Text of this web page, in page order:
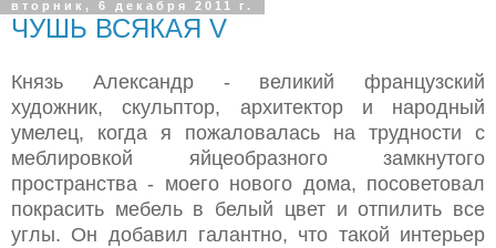
вторник, 6 декабря 2011 г.
ЧУШЬ ВСЯКАЯ V
Князь Александр - великий французский
художник, скульптор, архитектор и народный
умелец, когда я пожаловалась на трудности с
меблировкой яйцеобразного замкнутого
пространства - моего нового дома, посоветовал
покрасить мебель в белый цвет и отпилить все
углы. Он добавил галантно, что такой интерьер